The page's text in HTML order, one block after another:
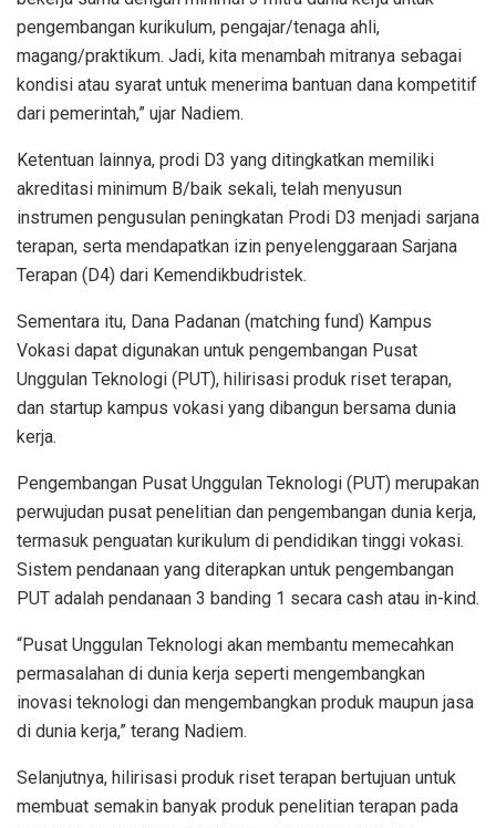
pengembangan kurikulum, pengajar/tenaga ahli,
magang/praktikum. Jadi, kita menambah mitranya sebagai
kondisi atau syarat untuk menerima bantuan dana kompetitif
dari pemerintah,” ujar Nadiem.
Ketentuan lainnya, prodi D3 yang ditingkatkan memiliki
akreditasi minimum B/baik sekali, telah menyusun
instrumen pengusulan peningkatan Prodi D3 menjadi sarjana
terapan, serta mendapatkan izin penyelenggaraan Sarjana
Terapan (D4) dari Kemendikbudristek.
Sementara itu, Dana Padanan (matching fund) Kampus
Vokasi dapat digunakan untuk pengembangan Pusat
Unggulan Teknologi (PUT), hilirisasi produk riset terapan,
dan startup kampus vokasi yang dibangun bersama dunia
kerja.
Pengembangan Pusat Unggulan Teknologi (PUT) merupakan
perwujudan pusat penelitian dan pengembangan dunia kerja,
termasuk penguatan kurikulum di pendidikan tinggi vokasi.
Sistem pendanaan yang diterapkan untuk pengembangan
PUT adalah pendanaan 3 banding 1 secara cash atau in-kind.
“Pusat Unggulan Teknologi akan membantu memecahkan
permasalahan di dunia kerja seperti mengembangkan
inovasi teknologi dan mengembangkan produk maupun jasa
di dunia kerja,” terang Nadiem.
Selanjutnya, hilirisasi produk riset terapan bertujuan untuk
membuat semakin banyak produk penelitian terapan pada